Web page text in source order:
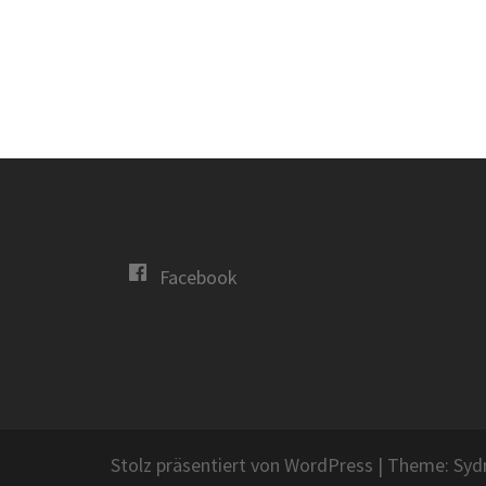
Facebook
Stolz präsentiert von WordPress | Theme: